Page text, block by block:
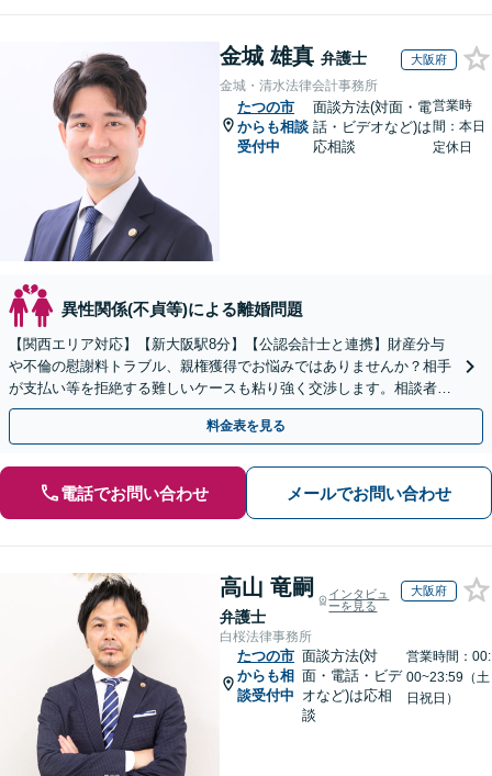
金城 雄真 弁護士 大阪府
金城・清水法律会計事務所
たつの市
からも相談
受付中
面談方法(対面・電
話・ビデオなど)は
応相談
営業時
間：本日
定休日
異性関係(不貞等)による離婚問題
【関西エリア対応】【新大阪駅8分】【公認会計士と連携】財産分与
や不倫の慰謝料トラブル、親権獲得でお悩みではありませんか？相手
が支払い等を拒絶する難しいケースも粘り強く交渉します。相談者の
お気持ちに寄り添い、最後まで徹底サポート！
料金表を見る
電話でお問い合わせ メールでお問い合わせ
高山 竜嗣
弁護士
インタビュ
ーを見る
大阪府
白桜法律事務所
たつの市
からも相
談受付中
面談方法(対
面・電話・ビデ
オなど)は応相
談
営業時間：00:
00~23:59（土
日祝日）